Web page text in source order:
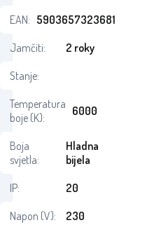
EAN: 5903657323681
Jamčiti:
2 roky
Stanje:
Temperatura
boje (K):
6000
Boja
svjetla:
Hladna
bijela
IP:
20
Napon (V):
230